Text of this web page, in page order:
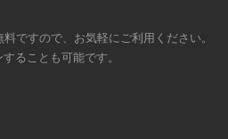
ですので、お気軽にご利用ください。
ることも可能です。